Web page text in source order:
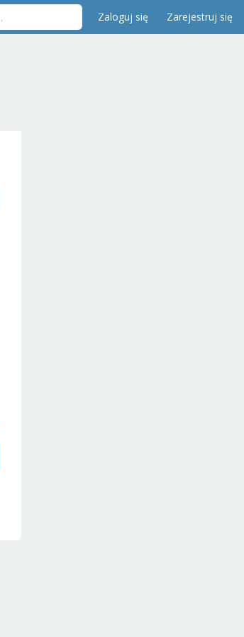
Zaloguj się Zarejestruj się